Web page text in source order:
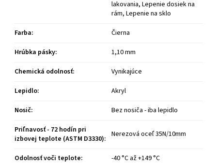
lakovania, Lepenie dosiek na
rám, Lepenie na sklo
Farba:
Čierna
Hrúbka pásky:
1,10 mm
Chemická odolnosť:
Vynikajúce
Lepidlo:
Akryl
Nosič:
Bez nosiča - iba lepidlo
Priľnavosť - 72 hodín pri
izbovej teplote (ASTM D3330): Nerezová oceľ 35N/10mm
Odolnosť voči teplote:
-40 °C až +149 °C